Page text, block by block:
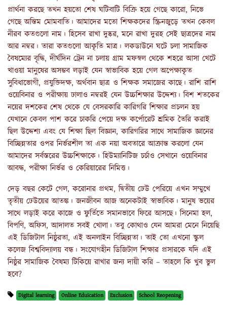
প্রার্থনা করছে তখন হয়তো শেষ ঘটিবাটি বিক্রি হয়ে গেছে কারো, নিভে
গেছে অন্তিম মোমবাতি। আমাদের মতো শিক্ষকদের স্ক্রিনজুড়ে তখন কেবল
নীরব কতগুলো নাম। হিসেব রাখা দুষ্কর, মনে রাখা দুরহ সেই ছাত্রদের নাম
আর নম্বর। তারা কতগুলো আকৃতি মাত্র। লকডাউনে ঘটে চলা সামাজিক
বৈষম্যের বৃদ্ধি, দীর্ঘদিন ট্রেন না চলায় গ্রাম মফস্বল থেকে শহরে আসা খেটে
খাওয়া মানুষের অসম্ভব লড়াই যেন স্বাভাবিক হয়ে গেল অপেক্ষাকৃত
সুবিধাভোগী, প্রযুক্তিদক্ষ, অর্থবান ছাত্র ও শিক্ষক সমাজের কাছে। রাশি রাশি
ওয়েবিনার ও পরীক্ষায় ঢালাও নম্বরই যেন উচ্চশিক্ষার উদ্দেশ্য। বিশ শতকের
নয়ের দশকের শেষ থেকে যে বেসরকারি কারিগরি শিক্ষার প্রচলন হয়
যেখানে কেবল পাশ করে চাকরি পেয়ে দক্ষ কর্পোরেট শ্রমিক তৈরি করাই
ছিল উদ্দেশ্য এবং যে শিক্ষা ছিল বিজ্ঞান, কারিগরির সাথে সামাজিক জ্ঞানের
বিচ্ছিন্নতার ওপর নির্ভরশীল তা এক নয়া অবতারে আক্রান্ত করলো যেন
আমাদের সর্বস্তরের উচ্চশিক্ষাকে। হিউম্যানিটিজ চর্চাও সেখানে ওয়েবিনার
আবদ্ধ, পরীক্ষা নির্ভর ও কেরিয়ারের নিমিত্ত।
দেড় বছর কেটে গেল, করোনার প্রথম, দ্বিতীয় ঢেউ পেরিয়ে এখন সম্মুখে
তৃতীয় ঢেউয়ের আতঙ্ক। জনজীবন আজ অনেকটাই স্বাভাবিক। মানুষ ভয়ের
সাথে লড়াই করে কাজে ও ফুর্তিতে সমানভাবে ফিরে আসছে। সিনেমা হল,
বিপণি, অফিস, আদালত সবই খোলা। তবু কোথাও যেন আমরা মেনে নিয়েছি
এই ডিজিটাল নিষ্ঠুরতা, এই অনলাইন বিচ্ছিন্নতা। তাই তো এখনো স্কুল
কলেজ বিশ্ববিদ্যালয় বন্ধ। সংযোগহীন ডিজিটাল শিক্ষার প্রসারকে যদি এই
নিষ্ঠুর সামাজিক বৈষম্য টিকিয়ে রাখার জন্য দায়ী করি – তাহলে কি খুব ভুল
হবে?
Digital learning Online Eduication Exclusion School Reopening